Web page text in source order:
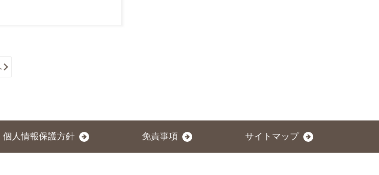
個人情報保護方針 免責事項 サイトマップ